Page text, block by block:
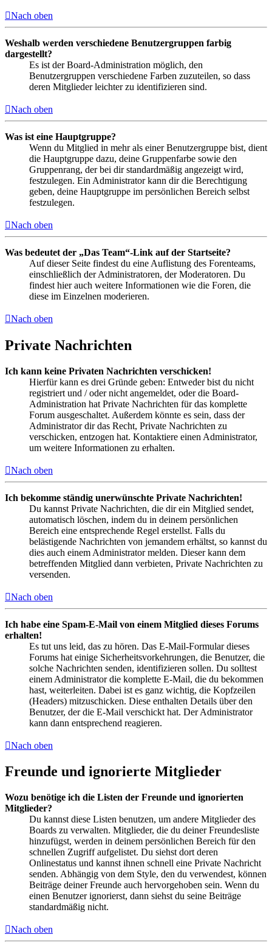
Nach oben
Weshalb werden verschiedene Benutzergruppen farbig
dargestellt?
Es ist der Board-Administration möglich, den
Benutzergruppen verschiedene Farben zuzuteilen, so dass
deren Mitglieder leichter zu identifizieren sind.
Nach oben
Was ist eine Hauptgruppe?
Wenn du Mitglied in mehr als einer Benutzergruppe bist, dient
die Hauptgruppe dazu, deine Gruppenfarbe sowie den
Gruppenrang, der bei dir standardmäßig angezeigt wird,
festzulegen. Ein Administrator kann dir die Berechtigung
geben, deine Hauptgruppe im persönlichen Bereich selbst
festzulegen.
Nach oben
Was bedeutet der „Das Team“-Link auf der Startseite?
Auf dieser Seite findest du eine Auflistung des Forenteams,
einschließlich der Administratoren, der Moderatoren. Du
findest hier auch weitere Informationen wie die Foren, die
diese im Einzelnen moderieren.
Nach oben
Private Nachrichten
Ich kann keine Privaten Nachrichten verschicken!
Hierfür kann es drei Gründe geben: Entweder bist du nicht
registriert und / oder nicht angemeldet, oder die Board-
Administration hat Private Nachrichten für das komplette
Forum ausgeschaltet. Außerdem könnte es sein, dass der
Administrator dir das Recht, Private Nachrichten zu
verschicken, entzogen hat. Kontaktiere einen Administrator,
um weitere Informationen zu erhalten.
Nach oben
Ich bekomme ständig unerwünschte Private Nachrichten!
Du kannst Private Nachrichten, die dir ein Mitglied sendet,
automatisch löschen, indem du in deinem persönlichen
Bereich eine entsprechende Regel erstellst. Falls du
belästigende Nachrichten von jemandem erhältst, so kannst du
dies auch einem Administrator melden. Dieser kann dem
betreffenden Mitglied dann verbieten, Private Nachrichten zu
versenden.
Nach oben
Ich habe eine Spam-E-Mail von einem Mitglied dieses Forums
erhalten!
Es tut uns leid, das zu hören. Das E-Mail-Formular dieses
Forums hat einige Sicherheitsvorkehrungen, die Benutzer, die
solche Nachrichten senden, identifizieren sollen. Du solltest
einem Administrator die komplette E-Mail, die du bekommen
hast, weiterleiten. Dabei ist es ganz wichtig, die Kopfzeilen
(Headers) mitzuschicken. Diese enthalten Details über den
Benutzer, der die E-Mail verschickt hat. Der Administrator
kann dann entsprechend reagieren.
Nach oben
Freunde und ignorierte Mitglieder
Wozu benötige ich die Listen der Freunde und ignorierten
Mitglieder?
Du kannst diese Listen benutzen, um andere Mitglieder des
Boards zu verwalten. Mitglieder, die du deiner Freundesliste
hinzufügst, werden in deinem persönlichen Bereich für den
schnellen Zugriff aufgelistet. Du siehst dort deren
Onlinestatus und kannst ihnen schnell eine Private Nachricht
senden. Abhängig von dem Style, den du verwendest, können
Beiträge deiner Freunde auch hervorgehoben sein. Wenn du
einen Benutzer ignorierst, dann siehst du seine Beiträge
standardmäßig nicht.
Nach oben